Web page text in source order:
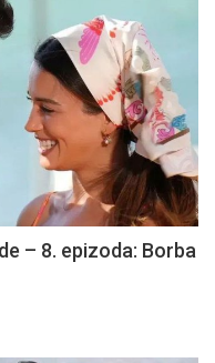
– 8. epizoda: Borba